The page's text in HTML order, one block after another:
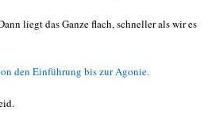
liegt das Ganze flach, schneller als wir es
den Einführung bis zur Agonie.